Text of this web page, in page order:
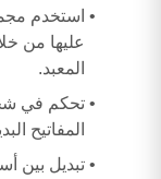
استخدم
عليها من
المعبد.
تحكم في
المفاتيح
تبديل بين